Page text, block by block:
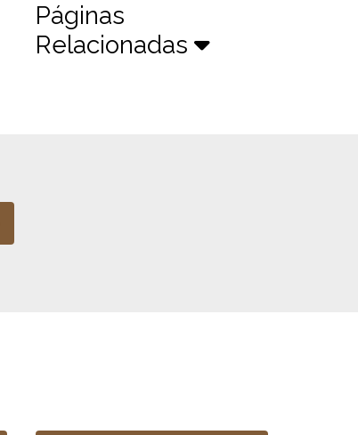
Páginas
Relacionadas